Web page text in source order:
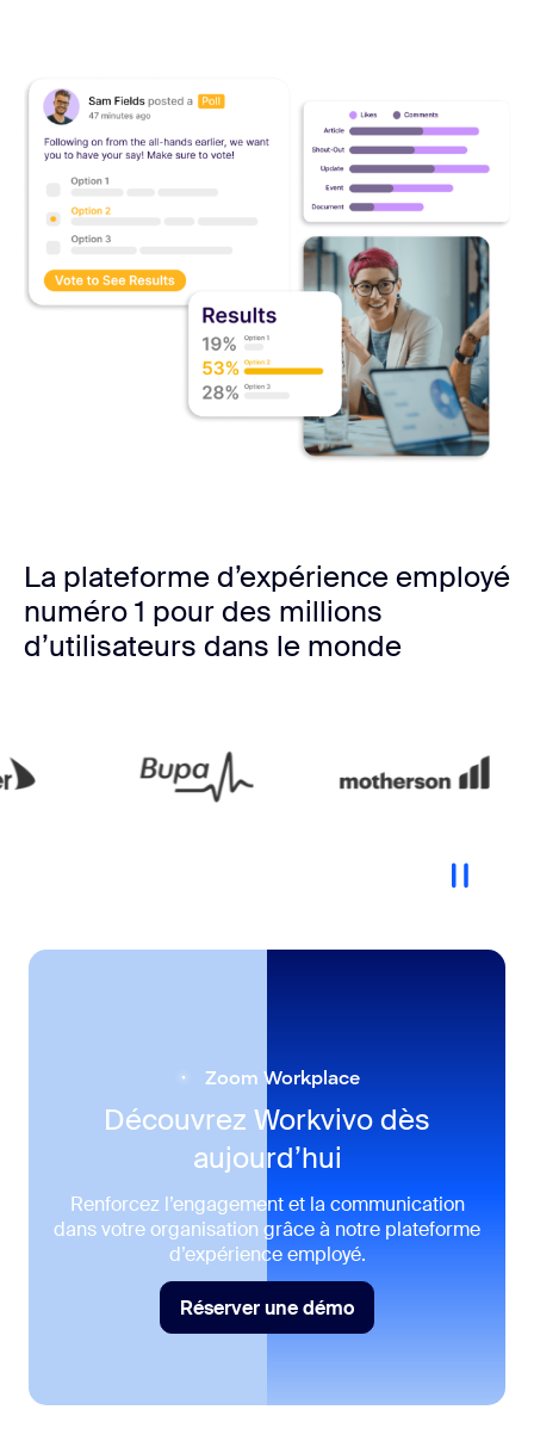
La plateforme d’expérience employé
numéro 1 pour des millions
d’utilisateurs dans le monde
Zoom Workplace
Découvrez Workvivo dès
aujourd’hui
Renforcez l’engagement et la communication
dans votre organisation grâce à notre plateforme
d’expérience employé.
Réserver une démo
Réserver une démo